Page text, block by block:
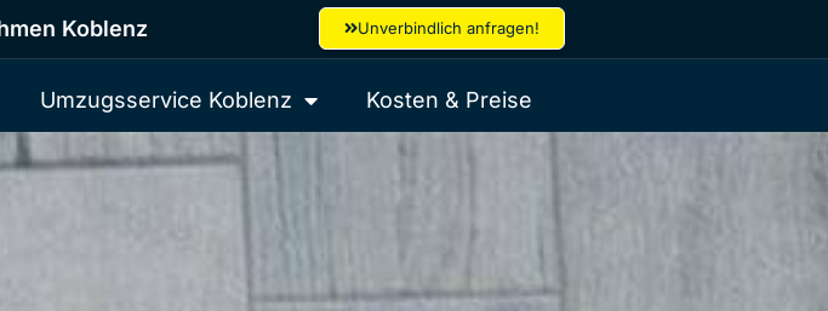
Koblenz Unverbindlich anfragen!
Umzugsservice Koblenz Kosten & Preise